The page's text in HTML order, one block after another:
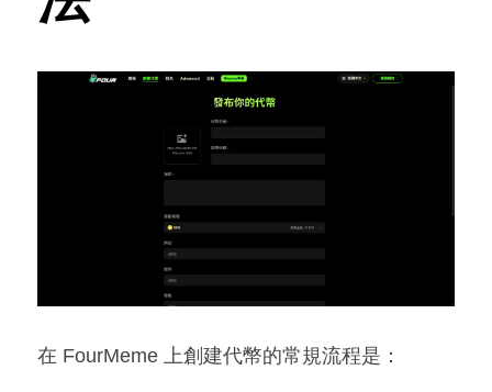
在 FourMeme 上創建代幣的常規流程是：